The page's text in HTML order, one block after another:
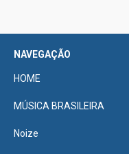
NAVEGAÇÃO
HOME
MÚSICA BRASILEIRA
Noize